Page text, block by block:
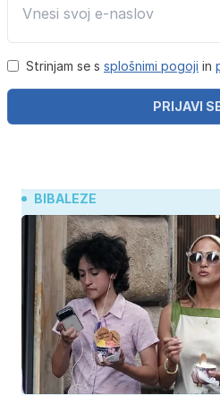
Strinjam se s splošnimi pogoji in
PRIJAVI
BIBALEZE